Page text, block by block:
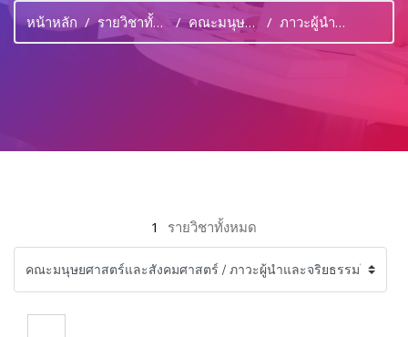
หน้าหลัก รายวิชาทั้งหมด คณะมนุษยศาสตร์และสังคมศาสตร์ ภาวะผู้นำและจริยธรรมในการบริหาร
1 รายวิชาทั้งหมด